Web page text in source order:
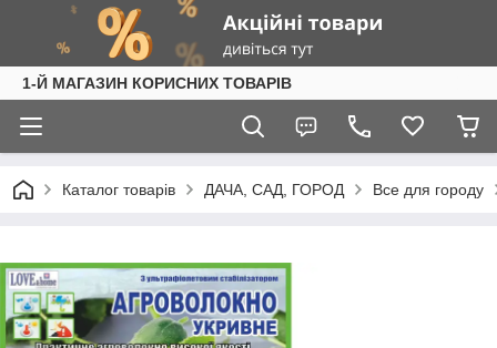
1-Й МАГАЗИН КОРИСНИХ ТОВАРІВ
Каталог товарів ДАЧА, САД, ГОРОД Все для городу